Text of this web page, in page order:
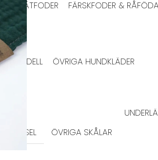
VÅTFODER FÄRSKFODER & RÅFÖDA
ÖVRIGA HUNDKLÄDER
ÖVRIGA SKÅLAR